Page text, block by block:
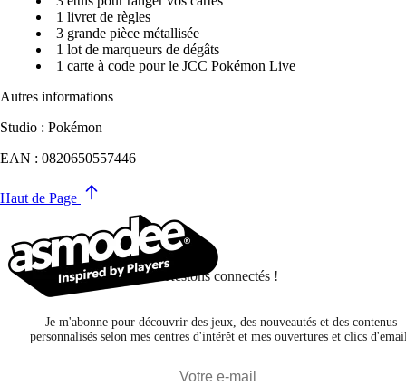
1 livret de règles
3 grande pièce métallisée
1 lot de marqueurs de dégâts
1 carte à code pour le JCC Pokémon Live
Autres informations
Studio : Pokémon
EAN : 0820650557446
Haut de Page
Restons connectés !
Je m'abonne pour découvrir des jeux, des nouveautés et des contenus
personnalisés selon mes centres d'intérêt et mes ouvertures et clics